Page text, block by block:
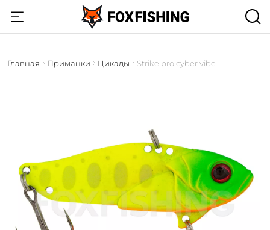
Главная Приманки Цикады Strike pro cyber vibe